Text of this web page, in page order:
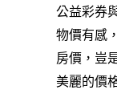
公益彩券
物價有感
房價，豈
美麗的價